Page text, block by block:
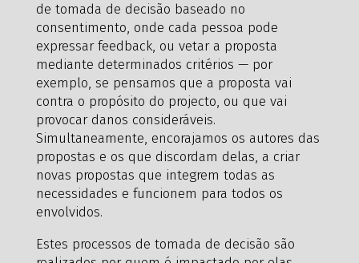
de tomada de decisão baseado no
consentimento, onde cada pessoa pode
expressar feedback, ou vetar a proposta
mediante determinados critérios — por
exemplo, se pensamos que a proposta vai
contra o propósito do projecto, ou que vai
provocar danos consideráveis.
Simultaneamente, encorajamos os autores das
propostas e os que discordam delas, a criar
novas propostas que integrem todas as
necessidades e funcionem para todos os
envolvidos.
Estes processos de tomada de decisão são